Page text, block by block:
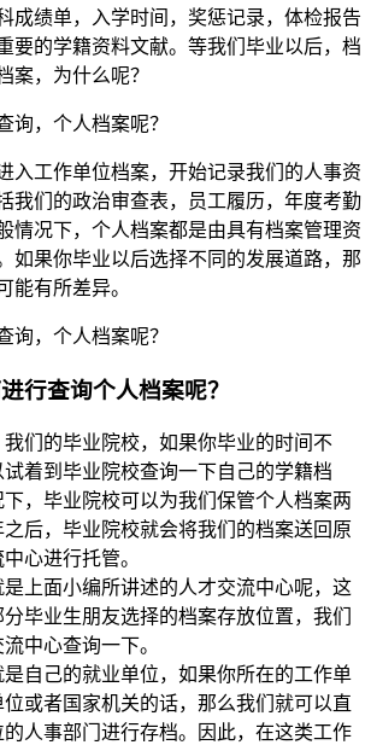
成绩单，入学时间，奖惩记录，体检报告
要的学籍资料文献。等我们毕业以后，档
案，为什么呢？
入工作单位档案，开始记录我们的人事资
我们的政治审查表，员工履历，年度考勤
情况下，个人档案都是由具有档案管理资
如果你毕业以后选择不同的发展道路，那
能有所差异。
行查询个人档案呢？
们的毕业院校，如果你毕业的时间不
着到毕业院校查询一下自己的学籍档
，毕业院校可以为我们保管个人档案两
后，毕业院校就会将我们的档案送回原
心进行托管。
上面小编所讲述的人才交流中心呢，这
毕业生朋友选择的档案存放位置，我们
中心查询一下。
自己的就业单位，如果你所在的工作单
或者国家机关的话，那么我们就可以直
人事部门进行存档。因此，在这类工作